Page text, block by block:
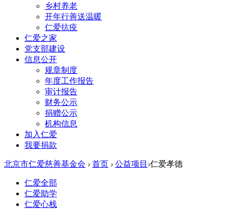
乡村养老
开年行善送温暖
仁爱抗疫
仁爱之家
党支部建设
信息公开
规章制度
年度工作报告
审计报告
财务公示
捐赠公示
机构信息
加入仁爱
我要捐款
北京市仁爱慈善基金会 › 首页 › 公益项目 ›仁爱孝德
仁爱全部
仁爱助学
仁爱心栈